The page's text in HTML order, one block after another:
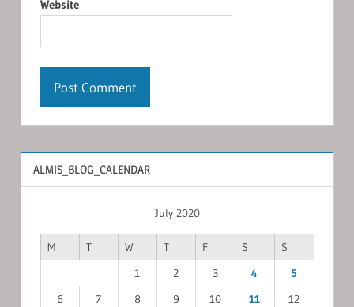
Website
ALMIS_BLOG_CALENDAR
July 2020
M T W T F S
S
1
2 3 4
5
6
7 8 9 10 11
12